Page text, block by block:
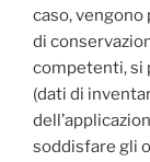
caso, vengono
di
competenti, si
(dati di
soddisfare gli